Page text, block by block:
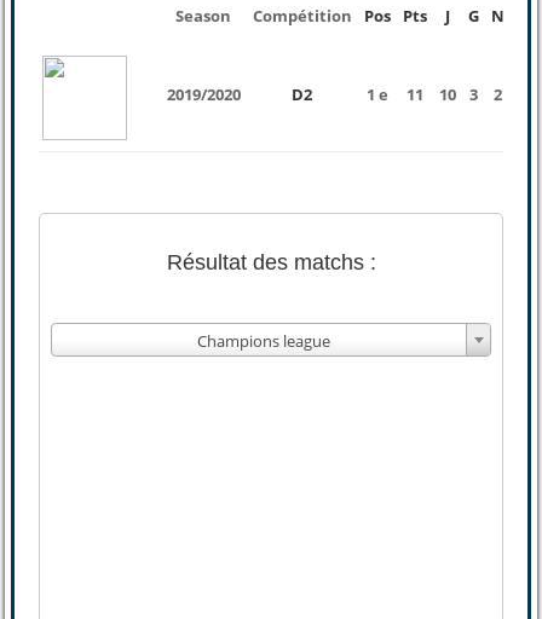
Season
Compétition Pos Pts J G N
2019/2020 D2 1 e 11 10 3 2
Résultat des matchs :
Champions league